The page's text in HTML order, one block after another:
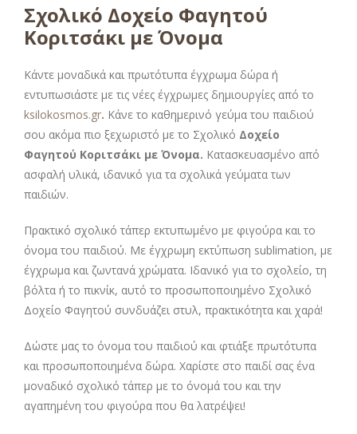
Σχολικό Δοχείο Φαγητού
Κοριτσάκι με Όνομα
Κάντε μοναδικά και πρωτότυπα έγχρωμα δώρα ή
εντυπωσιάστε με τις νέες έγχρωμες δημιουργίες από το
ksilokosmos.gr. Κάνε το καθημερινό γεύμα του παιδιού
σου ακόμα πιο ξεχωριστό με το Σχολικό Δοχείο
Φαγητού Κοριτσάκι με Όνομα. Κατασκευασμένο από
ασφαλή υλικά, ιδανικό για τα σχολικά γεύματα των
παιδιών.
Πρακτικό σχολικό τάπερ εκτυπωμένο με φιγούρα και το
όνομα του παιδιού. Με έγχρωμη εκτύπωση sublimation, με
έγχρωμα και ζωντανά χρώματα. Ιδανικό για το σχολείο, τη
βόλτα ή το πικνίκ, αυτό το προσωποποιημένο Σχολικό
Δοχείο Φαγητού συνδυάζει στυλ, πρακτικότητα και χαρά!
Δώστε μας το όνομα του παιδιού και φτιάξε πρωτότυπα
και προσωποποιημένα δώρα. Χαρίστε στο παιδί σας ένα
μοναδικό σχολικό τάπερ με το όνομά του και την
αγαπημένη του φιγούρα που θα λατρέψει!